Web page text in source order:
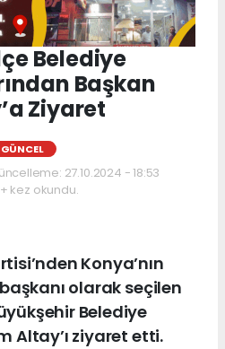
Belediye
Başkan
Ziyaret
GÜNCEL
27.10.2024 - 18:53
kez okundu.
Konya’nın
olarak seçilen
Belediye
Altay’ı ziyaret etti.